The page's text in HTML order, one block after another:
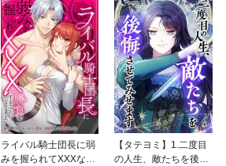
ライバル騎士団長に弱
みを握られてXXXな勝
【タテヨミ】1.二度目
の人生、敵たちを後悔